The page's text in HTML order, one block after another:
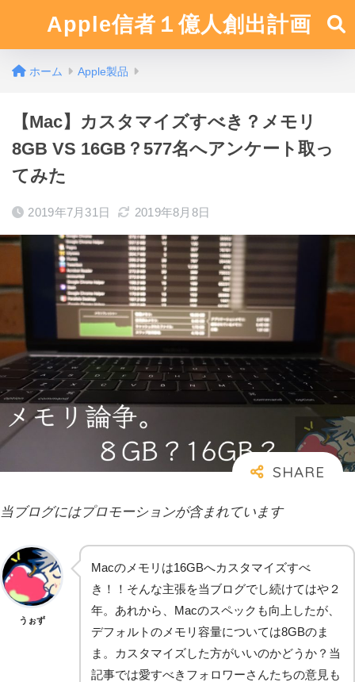
Apple信者１億人創出計画
ホーム Apple製品
【Mac】カスタマイズすべき？メモリ
8GB VS 16GB？577名へアンケート取っ
てみた
2019年7月31日 2019年8月8日
当ブログにはプロモーションが含まれています
うぉず
Macのメモリは16GBへカスタマイズすべ
き！！そんな主張を当ブログでし続けてはや２
年。あれから、Macのスペックも向上したが、
デフォルトのメモリ容量については8GBのま
ま。カスタマイズした方がいいのかどうか？当
記事では愛すべきフォロワーさんたちの意見も